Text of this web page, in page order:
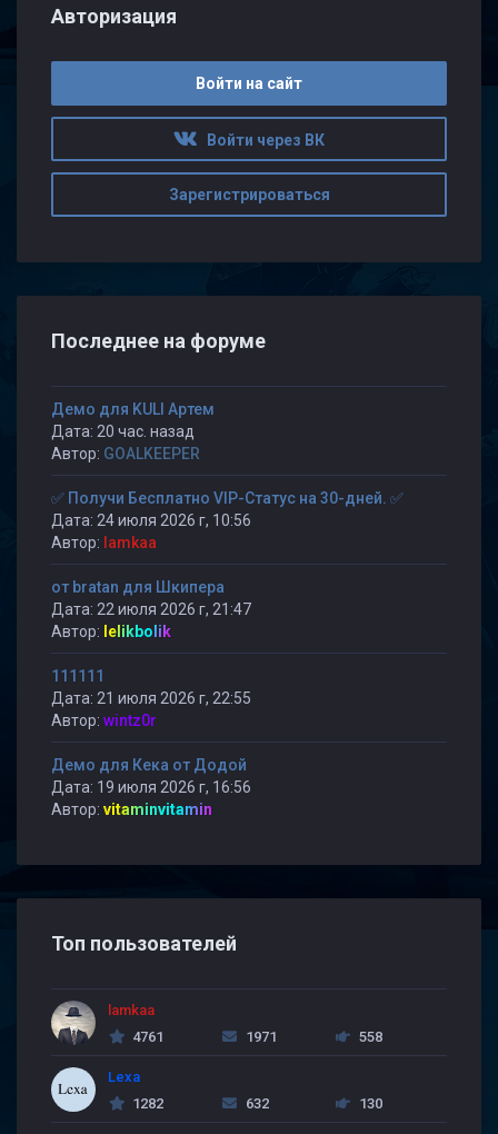
Авторизация
Войти на сайт
Войти через ВК
Зарегистрироваться
Последнее на форуме
Демо для KULI Артем
Дата: 20 час. назад
Автор: GOALKEEPER
✅ Получи Бесплатно VIP-Статус на 30-дней. ✅
Дата: 24 июля 2026 г, 10:56
Автор: lamkaa
от bratan для Шкипера
Дата: 22 июля 2026 г, 21:47
Автор: lelikbolik
111111
Дата: 21 июля 2026 г, 22:55
Автор: wintz0r
Демо для Кека от Додой
Дата: 19 июля 2026 г, 16:56
Автор: vitaminvitamin
Топ пользователей
lamkaa
4761
1971 558
Lexa
1282
632 130